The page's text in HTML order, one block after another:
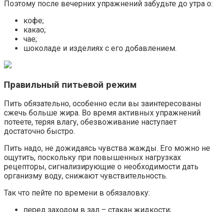
Поэтому после вечерних упражнений забудьте до утра о:
кофе;
какао;
чае;
шоколаде и изделиях с его добавлением.
Правильный питьевой режим
Пить обязательно, особенно если вы заинтересованы
сжечь больше жира. Во время активных упражнений
потеете, теряя влагу, обезвоживание наступает
достаточно быстро.
Пить надо, не дожидаясь чувства жажды. Его можно не
ощутить, поскольку при повышенных нагрузках
рецепторы, сигнализирующие о необходимости дать
организму воду, снижают чувствительность.
Так что пейте по времени в обязаловку:
перед заходом в зал – стакан жидкости;